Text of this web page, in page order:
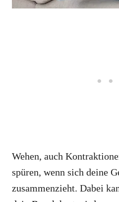
Wehen, auch
spüren, wenn sich deine
zusammenzieht. Dabei